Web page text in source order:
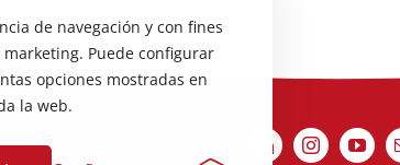
de navegación y con fines
Puede configurar
opciones mostradas en
la web.